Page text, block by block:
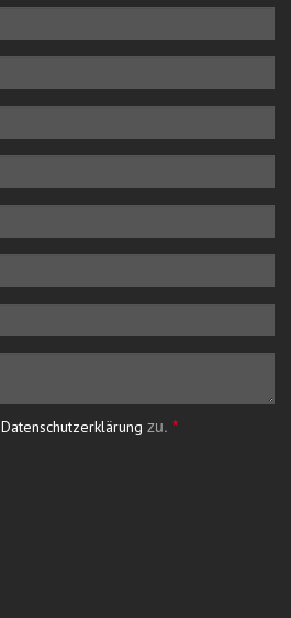
Datenschutzerklärung zu. *